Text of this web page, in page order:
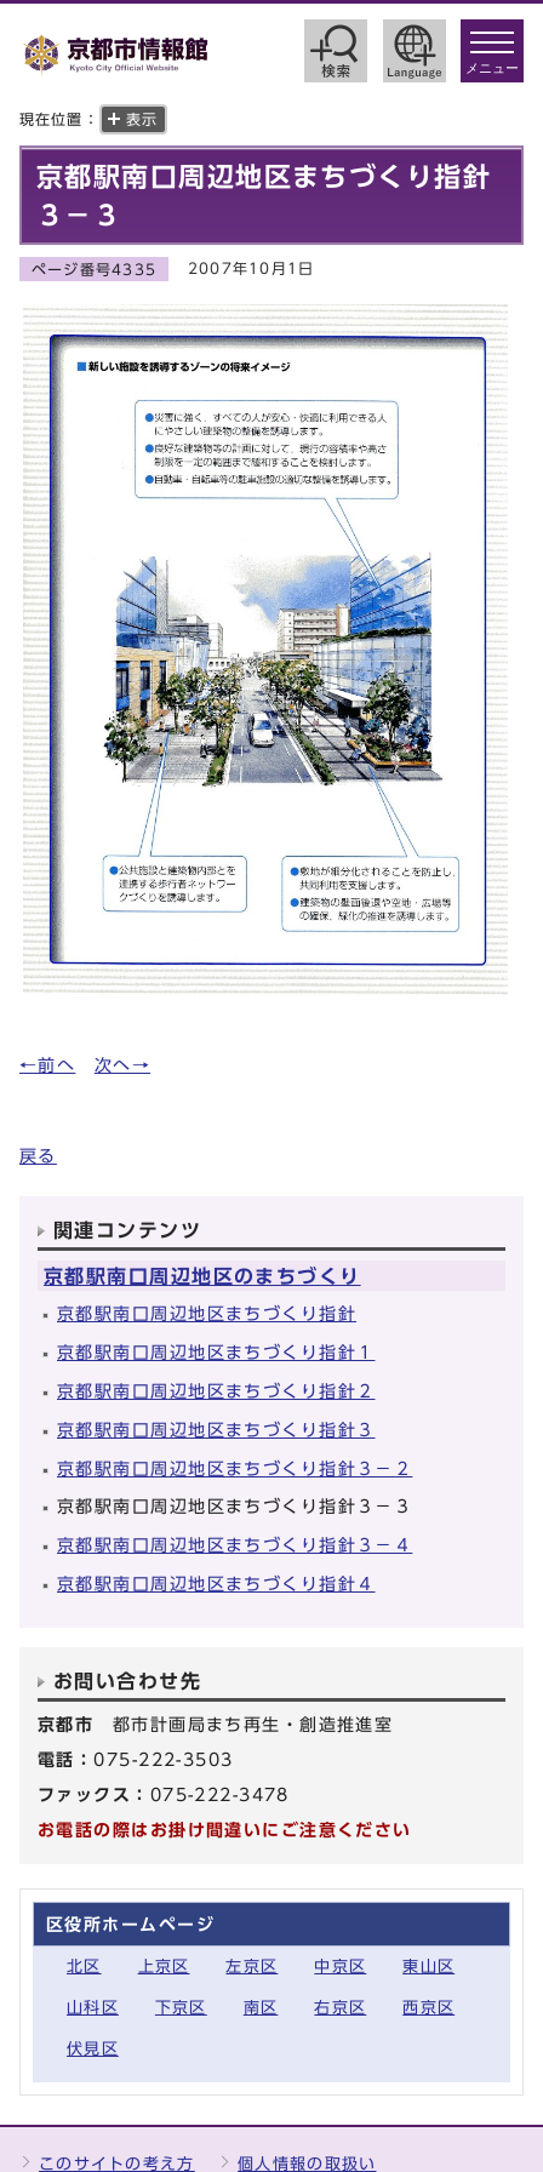
toggle
メニュー
現在位置： 表示
京都駅南口周辺地区まちづくり指針
３－３
ページ番号4335 2007年10月1日
←前へ 次へ→
戻る
関連コンテンツ
京都駅南口周辺地区のまちづくり
京都駅南口周辺地区まちづくり指針
京都駅南口周辺地区まちづくり指針１
京都駅南口周辺地区まちづくり指針２
京都駅南口周辺地区まちづくり指針３
京都駅南口周辺地区まちづくり指針３－２
京都駅南口周辺地区まちづくり指針３－３
京都駅南口周辺地区まちづくり指針３－４
京都駅南口周辺地区まちづくり指針４
お問い合わせ先
京都市 都市計画局まち再生・創造推進室
電話：075-222-3503
ファックス： 075-222-3478
お電話の際はお掛け間違いにご注意ください
区役所ホームページ
北区 上京区 左京区 中京区 東山区
山科区 下京区 南区 右京区 西京区
伏見区
このサイトの考え方 個人情報の取扱い